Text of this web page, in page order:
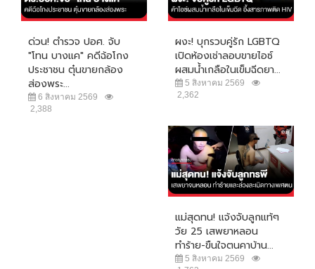
ด่วน! ตำรวจ ปอศ. จับ
"โทน บางแค" คดีฉ้อโกง
ประชาชน ตุ๋นขายกล้อง
ส่องพระ...
6 สิงหาคม 2569
2,388
ผงะ! บุกรวบคู่รัก LGBTQ
เปิดห้องเช่าลอบขายไอซ์
ผสมน้ำเกลือในเข็มฉีดยา...
5 สิงหาคม 2569
2,362
แม่สุดทน! แจ้งจับลูกแท้ๆ
วัย 25 เสพยาหลอน
ทำร้าย-ขืนใจตนคาบ้าน...
5 สิงหาคม 2569